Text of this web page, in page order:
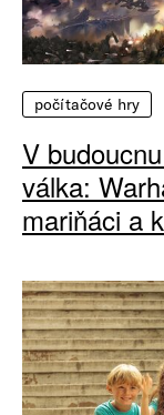
počítačové hry
V
válka:
mariňáci a